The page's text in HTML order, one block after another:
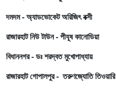
দমদম - অ্যাডভোকেট অরিজিৎ বক্সী
রাজারহাট নিউ টাউন - পীযূষ কানোডিয়া
বিধাননগর - ডঃ শরদ্বত মুখোপাধ্যায়
রাজারহাট গোপালপুর - তরুণজ্যোতি তিওয়ারি